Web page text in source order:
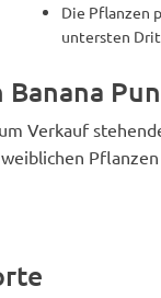
Die Pflanzen
untersten
Banana
Verkauf